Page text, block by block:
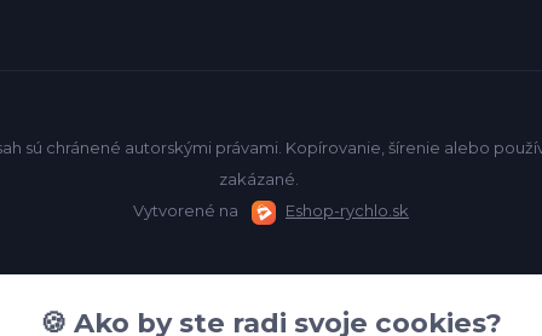
sú chránené autorskými právami. Kopírovanie, šírenie alebo
zakázané.
Vytvorené na
Eshop-rychlo.sk
🍪 Ako by ste radi svoje cookies?